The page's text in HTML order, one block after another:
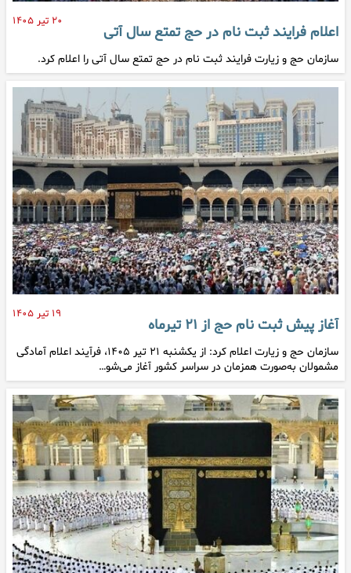
۲۰ تیر ۱۴۰۵
اعلام فرایند ثبت نام در حج تمتع سال آتی
سازمان حج و زیارت فرایند ثبت نام در حج تمتع سال آتی را اعلام کرد.
۱۹ تیر ۱۴۰۵
آغاز پیش ثبت نام حج از ۲۱ تیرماه
سازمان حج و زیارت اعلام کرد: از یکشنبه ۲۱ تیر ۱۴۰۵، فرآیند اعلام آمادگی
مشمولان به‌صورت همزمان در سراسر کشور آغاز می‌شو…